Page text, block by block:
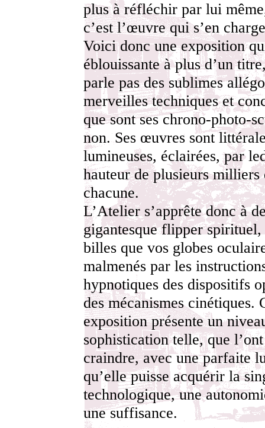
plus à réfléchir par lui
c’est l’œuvre qui s’en
Voici donc une exposition
éblouissante à plus d’un
parle pas des sublimes
merveilles techniques et
que sont ses chrono-photo-
non. Ses œuvres sont
lumineuses, éclairées, par
hauteur de plusieurs milliers
chacune.
L’Atelier s’apprête donc à
gigantesque flipper spirituel,
billes que vos globes
malmenés par les
hypnotiques des dispositifs
des mécanismes cinétiques.
exposition présente un
sophistication telle, que
craindre, avec une parfaite
qu’elle puisse acquérir la
technologique, une
une suffisance.